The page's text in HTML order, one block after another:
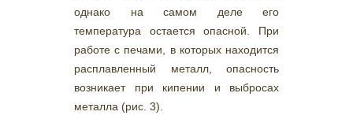
однако на самом деле его
температура остается опасной. При
работе с печами, в которых находится
расплавленный металл, опасность
возникает при кипении и выбросах
металла (рис. 3).